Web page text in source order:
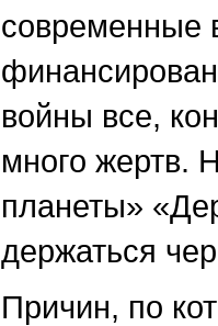
современные
войны все,
много жертв.
планеты»
держаться
Причин, по